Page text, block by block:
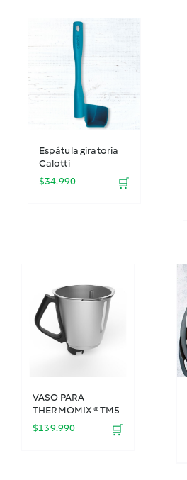
Espátula giratoria
Calotti
$34.990 🛒
VASO PARA
THERMOMIX ® TM5
$139.990 🛒